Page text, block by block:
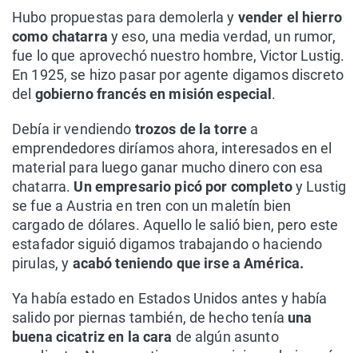
Hubo propuestas para demolerla y vender el hierro
como chatarra y eso, una media verdad, un rumor,
fue lo que aprovechó nuestro hombre, Victor Lustig.
En 1925, se hizo pasar por agente digamos discreto
del gobierno francés en misión especial .
Debía ir vendiendo trozos de la torre a
emprendedores diríamos ahora, interesados en el
material para luego ganar mucho dinero con esa
chatarra. Un empresario picó por completoy Lustig
se fue a Austria en tren con un maletín bien
cargado de dólares. Aquello le salió bien, pero este
estafador siguió digamos trabajando o haciendo
pirulas, y acabó teniendo que irse a América.
Ya había estado en Estados Unidos antes y había
salido por piernas también, de hecho tenía una
buena cicatriz en la cara de algún asunto